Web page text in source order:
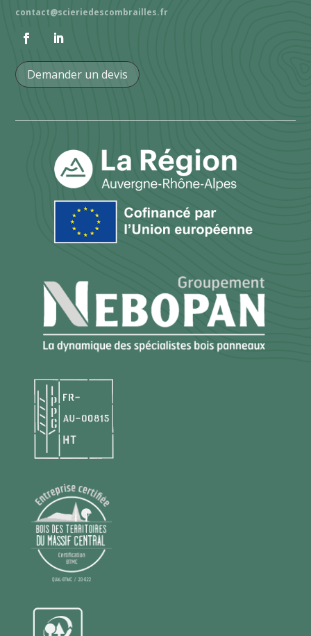
contact@scieriedescombrailles.fr
Demander un devis